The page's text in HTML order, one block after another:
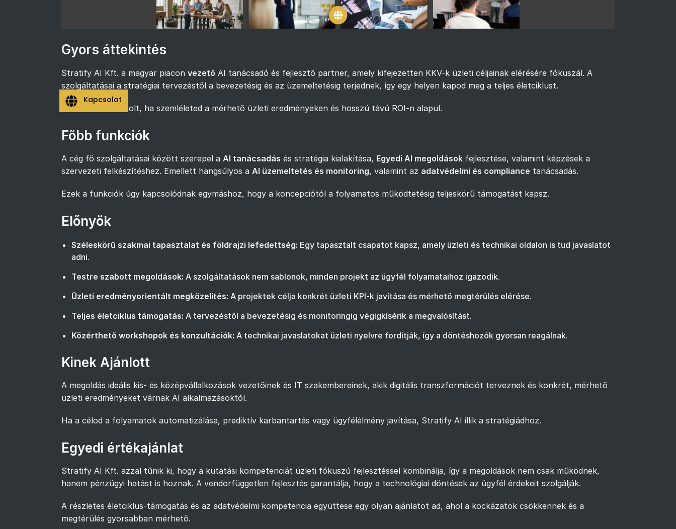
Gyors áttekintés
Stratify AI Kft. a magyar piacon vezető AI tanácsadó és fejlesztő partner, amely kifejezetten KKV-k üzleti céljainak elérésére fókuszál. A
szolgáltatásai a stratégiai tervezéstől a bevezetésig és az üzemeltetésig terjednek, így egy helyen kapod meg a teljes életciklust.
A választás indokolt, ha szemléleted a mérhető üzleti eredményeken és hosszú távú ROI-n alapul.
Főbb funkciók
A cég fő szolgáltatásai között szerepel a AI tanácsadás és stratégia kialakítása, Egyedi AI megoldások fejlesztése, valamint képzések a
szervezeti felkészítéshez. Emellett hangsúlyos a AI üzemeltetés és monitoring, valamint az adatvédelmi és compliance tanácsadás.
Ezek a funkciók úgy kapcsolódnak egymáshoz, hogy a koncepciótól a folyamatos működtetésig teljeskörű támogatást kapsz.
Előnyök
Széleskörű szakmai tapasztalat és földrajzi lefedettség: Egy tapasztalt csapatot kapsz, amely üzleti és technikai oldalon is tud javaslatot
adni.
Testre szabott megoldások: A szolgáltatások nem sablonok, minden projekt az ügyfél folyamataihoz igazodik.
Üzleti eredményorientált megközelítés: A projektek célja konkrét üzleti KPI-k javítása és mérhető megtérülés elérése.
Teljes életciklus támogatás: A tervezéstől a bevezetésig és monitoringig végigkísérik a megvalósítást.
Közérthető workshopok és konzultációk: A technikai javaslatokat üzleti nyelvre fordítják, így a döntéshozók gyorsan reagálnak.
Kinek Ajánlott
A megoldás ideális kis- és középvállalkozások vezetőinek és IT szakembereinek, akik digitális transzformációt terveznek és konkrét, mérhető
üzleti eredményeket várnak AI alkalmazásoktól.
Ha a célod a folyamatok automatizálása, prediktív karbantartás vagy ügyfélélmény javítása, Stratify AI illik a stratégiádhoz.
Egyedi értékajánlat
Stratify AI Kft. azzal tűnik ki, hogy a kutatási kompetenciát üzleti fókuszú fejlesztéssel kombinálja, így a megoldások nem csak működnek,
hanem pénzügyi hatást is hoznak. A vendorfüggetlen fejlesztés garantálja, hogy a technológiai döntések az ügyfél érdekeit szolgálják.
A részletes életciklus-támogatás és az adatvédelmi kompetencia együttese egy olyan ajánlatot ad, ahol a kockázatok csökkennek és a
megtérülés gyorsabban mérhető.
Kapcsolat